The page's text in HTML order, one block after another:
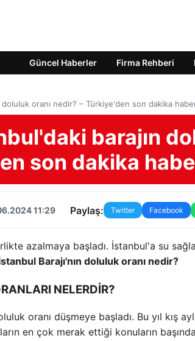
Güncel Haberler Firma Rehberi
doluluk oranı nedir? – Türkiye'den son dakika
barajın
son dakika
11:29 Paylaş: Twitter Facebook
azalmaya başladı. İstanbul'a su
Barajı'nın doluluk oranı nedir?
NELERDİR?
oranı düşmeye başladı. Bu yıl kış
en çok merak ettiği konuların